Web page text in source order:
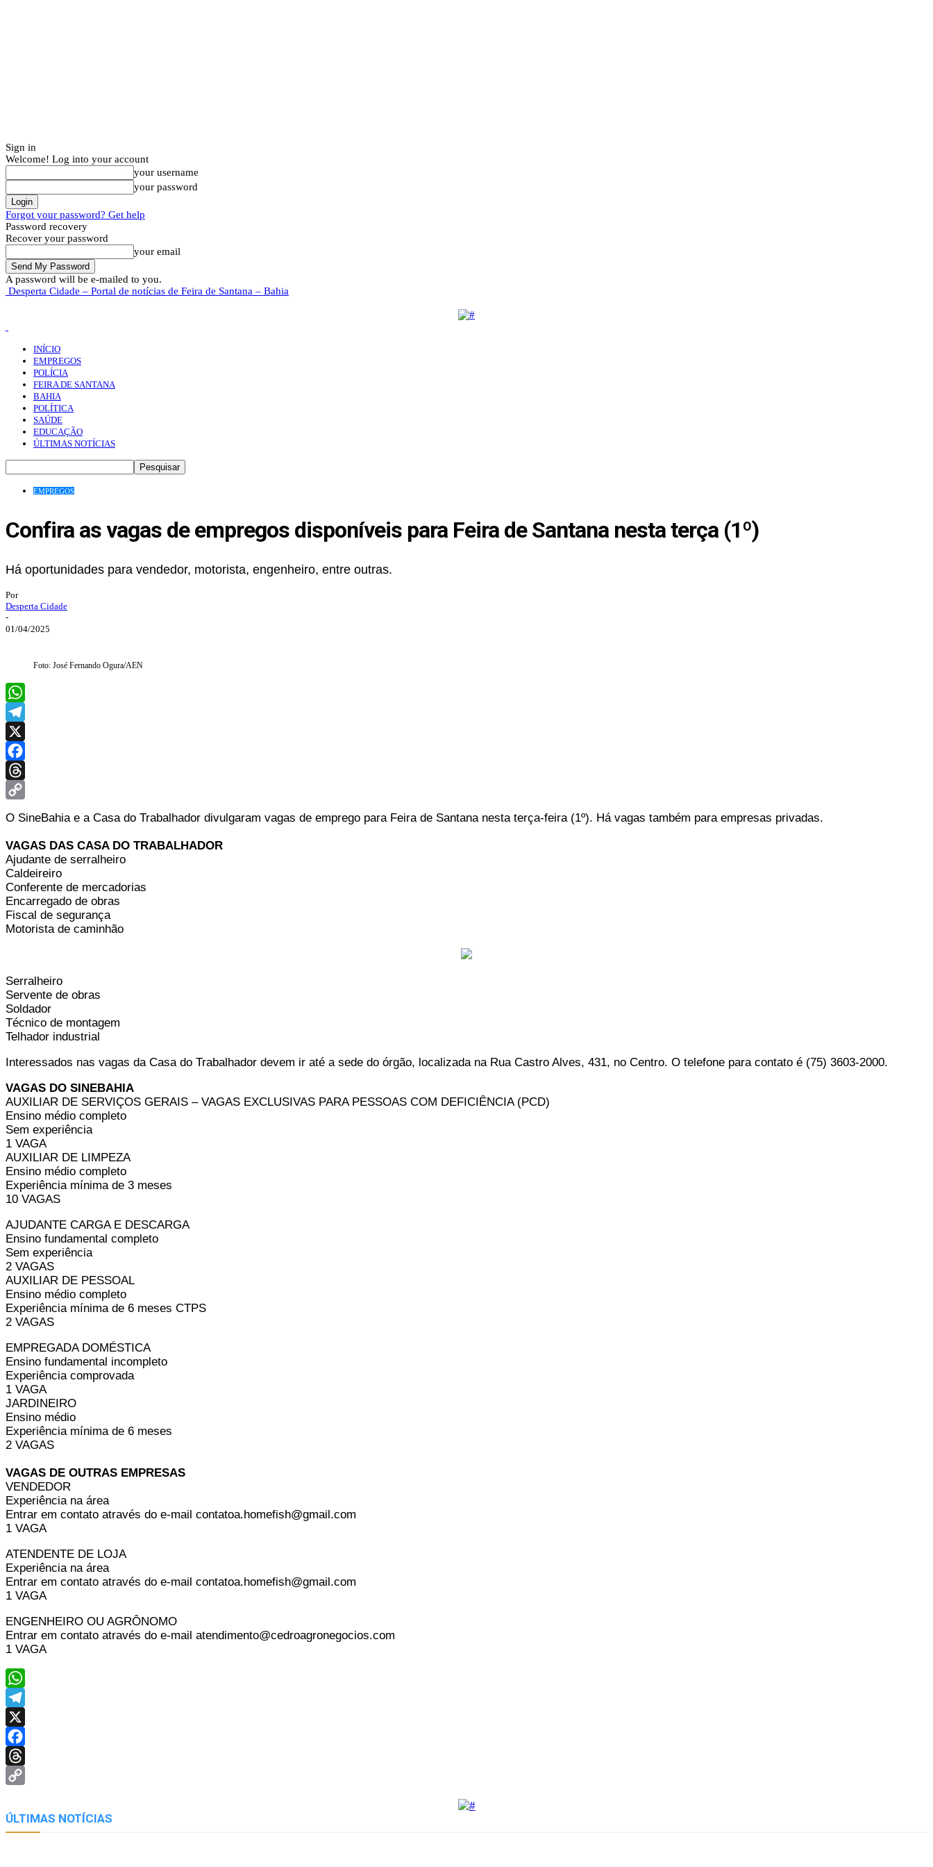
Sign in
Welcome! Log into your account
your username
your password
Forgot your password? Get help
Password recovery
Recover your password
your email
A password will be e-mailed to you.
Desperta Cidade – Portal de notícias de Feira de Santana – Bahia
INÍCIO
EMPREGOS
POLÍCIA
FEIRA DE SANTANA
BAHIA
POLÍTICA
SAÚDE
EDUCAÇÃO
ÚLTIMAS NOTÍCIAS
EMPREGOS
Confira as vagas de empregos disponíveis para Feira de Santana nesta terça (1º)
Há oportunidades para vendedor, motorista, engenheiro, entre outras.
Por
Desperta Cidade
-
01/04/2025
Foto: José Fernando Ogura/AEN
WhatsApp
Telegram
X
Facebook
Threads
O SineBahia e a Casa do Trabalhador divulgaram vagas de emprego para Feira de Santana nesta terça-feira (1º). Há vagas também para empresas privadas.
VAGAS DAS CASA DO TRABALHADOR
Ajudante de serralheiro
Caldeireiro
Conferente de mercadorias
Encarregado de obras
Fiscal de segurança
Motorista de caminhão
Serralheiro
Servente de obras
Soldador
Técnico de montagem
Telhador industrial
Interessados nas vagas da Casa do Trabalhador devem ir até a sede do órgão, localizada na Rua Castro Alves, 431, no Centro. O telefone para contato é (75) 3603-2000.
VAGAS DO SINEBAHIA
AUXILIAR DE SERVIÇOS GERAIS – VAGAS EXCLUSIVAS PARA PESSOAS COM DEFICIÊNCIA (PCD)
Ensino médio completo
Sem experiência
1 VAGA
AUXILIAR DE LIMPEZA
Ensino médio completo
Experiência mínima de 3 meses
10 VAGAS
AJUDANTE CARGA E DESCARGA
Ensino fundamental completo
Sem experiência
2 VAGAS
AUXILIAR DE PESSOAL
Ensino médio completo
Experiência mínima de 6 meses CTPS
2 VAGAS
EMPREGADA DOMÉSTICA
Ensino fundamental incompleto
Experiência comprovada
1 VAGA
JARDINEIRO
Ensino médio
Experiência mínima de 6 meses
2 VAGAS
VAGAS DE OUTRAS EMPRESAS
VENDEDOR
Experiência na área
Entrar em contato através do e-mail contatoa.homefish@gmail.com
1 VAGA
ATENDENTE DE LOJA
Experiência na área
Entrar em contato através do e-mail contatoa.homefish@gmail.com
1 VAGA
ENGENHEIRO OU AGRÔNOMO
Entrar em contato através do e-mail atendimento@cedroagronegocios.com
1 VAGA
WhatsApp
Telegram
X
Facebook
Threads
Link
ÚLTIMAS NOTÍCIAS